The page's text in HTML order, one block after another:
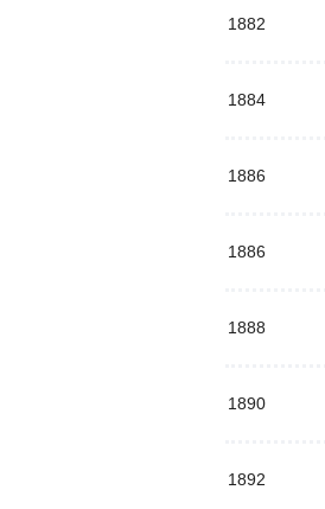
1882
1884
1886
1886
1888
1890
1892